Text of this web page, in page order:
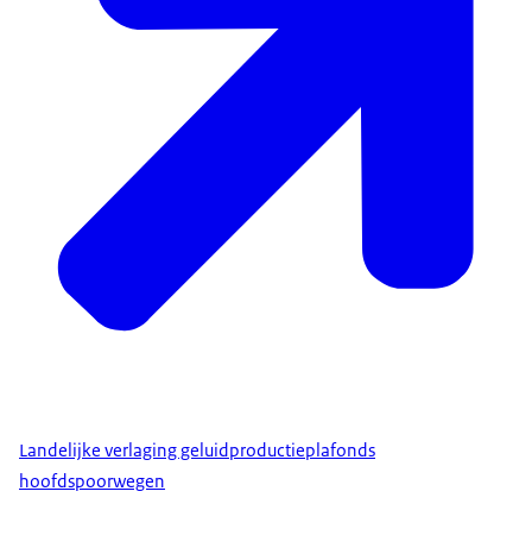
Landelijke verlaging geluidproductieplafonds
hoofdspoorwegen